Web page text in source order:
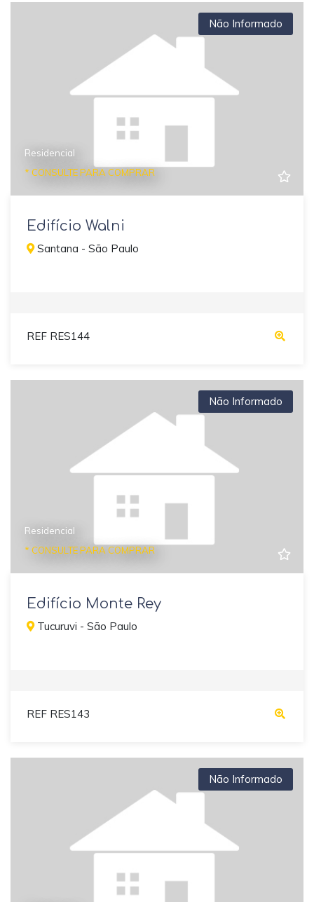
Não Informado
Residencial
* CONSULTE PARA COMPRAR
Edifício Walni
Santana - São Paulo
REF RES144
Não Informado
Residencial
* CONSULTE PARA COMPRAR
Edifício Monte Rey
Tucuruvi - São Paulo
REF RES143
Não Informado